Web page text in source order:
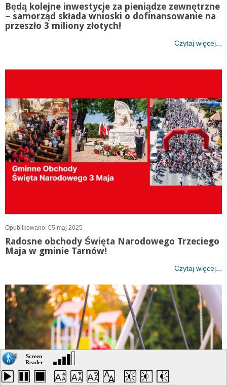
Będą kolejne inwestycje za pieniądze zewnętrzne
– samorząd składa wnioski o dofinansowanie na
przeszło 3 miliony złotych!
Czytaj więcej...
Opublikowano: 05 maj 2025
Radosne obchody Święta Narodowego Trzeciego
Maja w gminie Tarnów!
Czytaj więcej...